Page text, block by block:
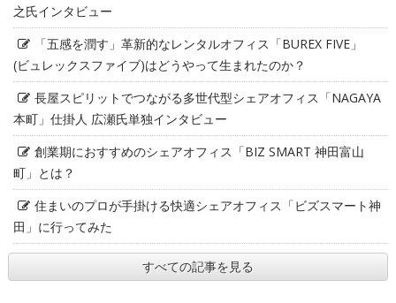
之氏インタビュー
「五感を潤す」革新的なレンタルオフィス「BUREX FIVE」
(ビュレックスファイブ)はどうやって生まれたのか？
長屋スピリットでつながる多世代型シェアオフィス「NAGAYA
本町」仕掛人 広瀬氏単独インタビュー
創業期におすすめのシェアオフィス「BIZ SMART 神田富山
町」とは？
住まいのプロが手掛ける快適シェアオフィス「ビズスマート神
田」に行ってみた
すべての記事を見る